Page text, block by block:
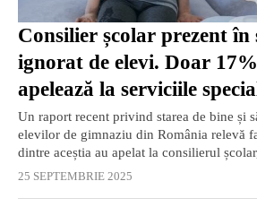
Consilier școlar prezent în
ignorat de elevi. Doar
apelează la serviciile
Un raport recent privind starea de bine și
elevilor de gimnaziu din România relevă
dintre aceștia au apelat la consilierul
25 SEPTEMBRIE 2025